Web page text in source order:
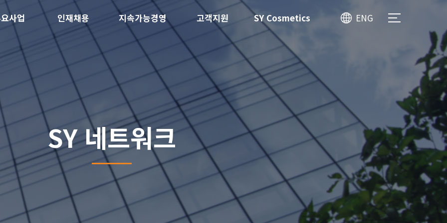
ENG
사업 인재채용 지속가능경영 고객지원 SY Cosmetics
SY 네트워크